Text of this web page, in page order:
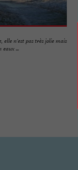
elle n'est pas très jolie mais
...